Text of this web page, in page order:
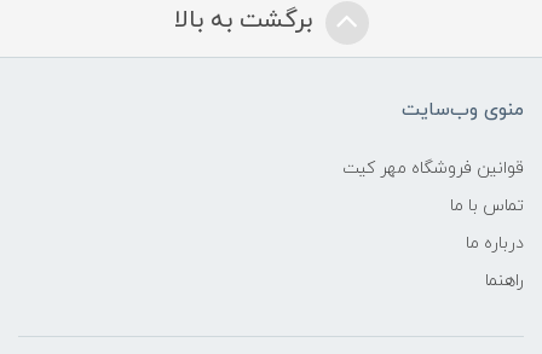
برگشت به بالا
منوی وب‌سایت
قوانین فروشگاه مهر کیت
تماس با ما
درباره ما
راهنما